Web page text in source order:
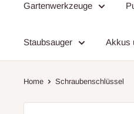
Gartenwerkzeuge
Staubsauger Akkus
Home Schraubenschlüssel